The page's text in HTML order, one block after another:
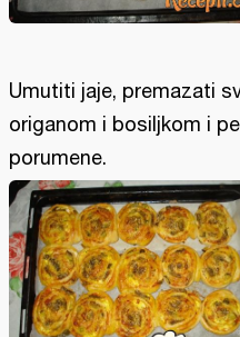
Umutiti jaje, premazati
origanom i bosiljkom i
porumene.